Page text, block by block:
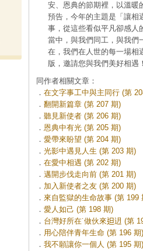
安、恩典的節期裡，以溫暖
預告，今年的主題是「讓相
事，從這些看似平凡卻感人
當中，與我們同工，與我們
在，我們在人世的每一場相
版，邀請您與我們美好相遇
同作者相關文章：
． 在文字事工中與主同行 (第
． 翻開新篇章 (第 207 期)
． 聽見新使者 (第 206 期)
． 恩典中有光 (第 205 期)
． 愛帶來盼望 (第 204 期)
． 光影中遇見人生 (第 203 期)
． 在愛中相遇 (第 202 期)
． 邁開步伐走向前 (第 201 期)
． 加入新使者之友 (第 200 期)
． 來自監獄的生命故事 (第 199
． 愛人如己 (第 198 期)
． 台灣好所在˙做伙來𨑨迌 (第
． 用心陪伴青年生命 (第 196 期)
． 我不願讓你一個人 (第 195 期)